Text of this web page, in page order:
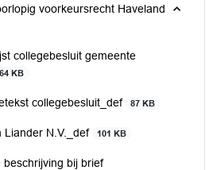
voorkeursrecht Haveland
collegebesluit gemeente
64 KB
collegebesluit_def 87 KB
Liander N.V._def 101 KB
beschrijving bij brief